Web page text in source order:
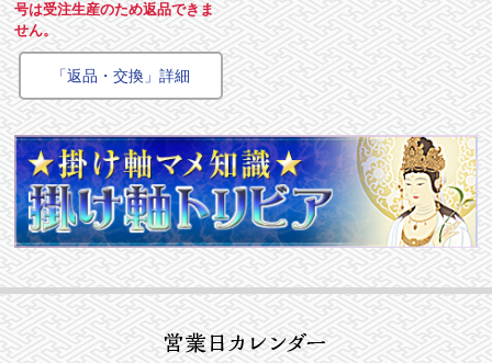
号は受注生産のため返品できま
せん。
「返品・交換」詳細